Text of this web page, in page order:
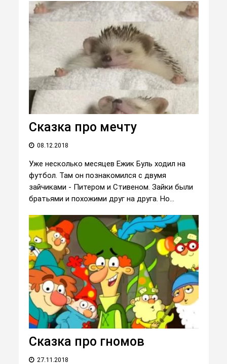
Сказка про мечту
08.12.2018
Уже несколько месяцев Ежик Буль ходил на
футбол. Там он познакомился с двумя
зайчиками - Питером и Стивеном. Зайки были
братьями и похожими друг на друга. Но...
Сказка про гномов
27.11.2018